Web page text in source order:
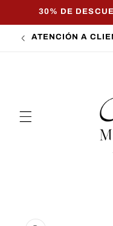
directamente
al contenido
30% DE
ATENCIÓN A